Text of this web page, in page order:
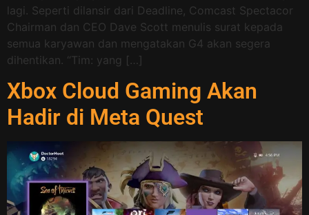
lagi. Seperti dilansir dari Deadline, Comcast Spectacor
Chairman dan CEO Dave Scott menulis surat kepada
semua karyawan dan mengatakan G4 akan segera
dihentikan. “Tim: yang […]
Xbox Cloud Gaming Akan
Hadir di Meta Quest